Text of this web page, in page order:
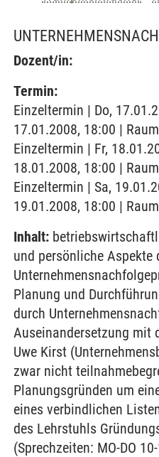
Dozent/in:
Termin:
Einzeltermin | Do,
17.01.2008, 18:00 |
Einzeltermin | Fr,
18.01.2008, 18:00 |
Einzeltermin | Sa,
19.01.2008, 18:00 |
Inhalt:
und persönliche Aspekte
Planung und
durch
Auseinandersetzung mit
Uwe Kirst
zwar nicht
Planungsgründen um
eines verbindlichen
des Lehrstuhls
(Sprechzeiten: MO-DO